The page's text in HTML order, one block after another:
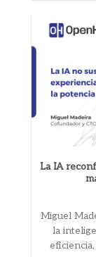
La IA
Miguel
la